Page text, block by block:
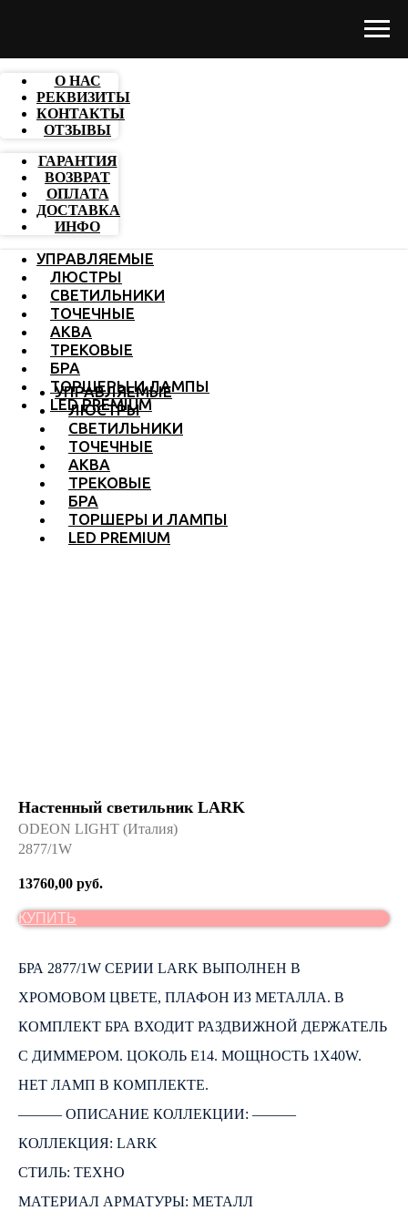
О НАС
РЕКВИЗИТЫ
КОНТАКТЫ
ОТЗЫВЫ
ГАРАНТИЯ
ВОЗВРАТ
ОПЛАТА
ДОСТАВКА
ИНФО
УПРАВЛЯЕМЫЕ
ЛЮСТРЫ
СВЕТИЛЬНИКИ
ТОЧЕЧНЫЕ
АКВА
ТРЕКОВЫЕ
БРА
ТОРШЕРЫ И ЛАМПЫ
LED PREMIUM
УПРАВЛЯЕМЫЕ
ЛЮСТРЫ
СВЕТИЛЬНИКИ
ТОЧЕЧНЫЕ
АКВА
ТРЕКОВЫЕ
БРА
ТОРШЕРЫ И ЛАМПЫ
LED PREMIUM
Настенный светильник LARK
ODEON LIGHT (Италия)
2877/1W
13760,00 руб.
КУПИТЬ
БРА 2877/1W СЕРИИ LARK ВЫПОЛНЕН В
ХРОМОВОМ ЦВЕТЕ, ПЛАФОН ИЗ МЕТАЛЛА. В
КОМПЛЕКТ БРА ВХОДИТ РАЗДВИЖНОЙ ДЕРЖАТЕЛЬ
С ДИММЕРОМ. ЦОКОЛЬ Е14. МОЩНОСТЬ 1Х40W.
НЕТ ЛАМП В КОМПЛЕКТЕ.
――― ОПИСАНИЕ КОЛЛЕКЦИИ: ―――
КОЛЛЕКЦИЯ: LARK
СТИЛЬ: ТЕХНО
МАТЕРИАЛ АРМАТУРЫ: МЕТАЛЛ